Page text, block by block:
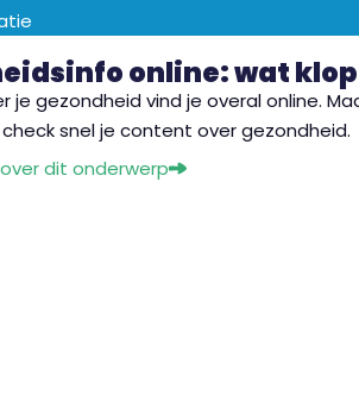
online: wat
je gezondheid vind je overal online.
snel je content over gezondheid.
dit onderwerp